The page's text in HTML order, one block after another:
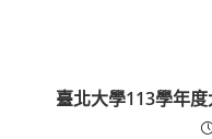
臺北大學113學年